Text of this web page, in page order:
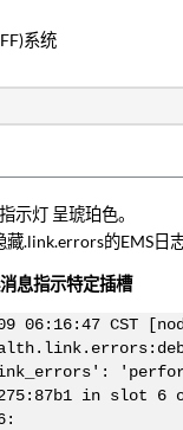
系统
示灯 呈琥珀色。
藏.link.errors的EMS日志
息指示特定插槽
06:16:47 CST
in slot 6